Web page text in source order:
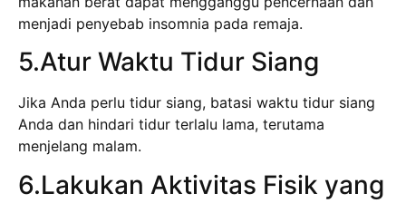
menjadi penyebab insomnia pada remaja.
5.Atur Waktu Tidur Siang
Jika Anda perlu tidur siang, batasi waktu tidur siang
Anda dan hindari tidur terlalu lama, terutama
menjelang malam.
6.Lakukan Aktivitas Fisik yang